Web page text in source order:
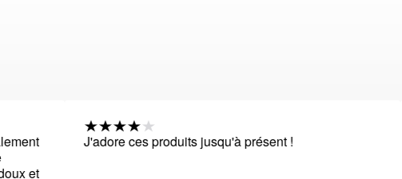
J'adore ces produits jusqu'à présent !